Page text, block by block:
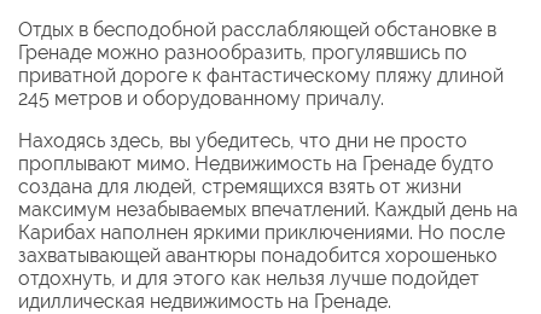
Отдых в бесподобной расслабляющей обстановке в
Гренаде можно разнообразить, прогулявшись по
приватной дороге к фантастическому пляжу длиной
245 метров и оборудованному причалу.
Находясь здесь, вы убедитесь, что дни не просто
проплывают мимо. Недвижимость на Гренаде будто
создана для людей, стремящихся взять от жизни
максимум незабываемых впечатлений. Каждый день на
Карибах наполнен яркими приключениями. Но после
захватывающей авантюры понадобится хорошенько
отдохнуть, и для этого как нельзя лучше подойдет
идиллическая недвижимость на Гренаде.